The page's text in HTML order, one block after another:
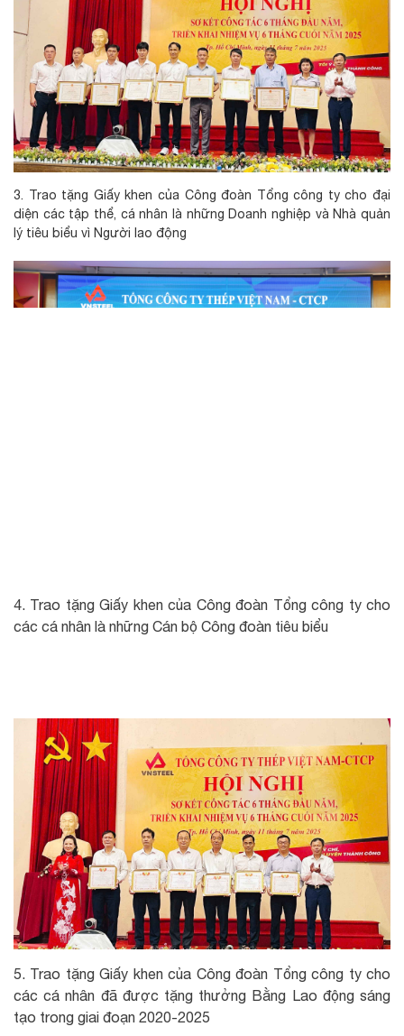
3. Trao tặng Giấy khen của Công đoàn Tổng công ty cho đại
diện các tập thể, cá nhân là những Doanh nghiệp và Nhà quản
lý tiêu biểu vì Người lao động
4. Trao tặng Giấy khen của Công đoàn Tổng công ty cho
các cá nhân là những Cán bộ Công đoàn tiêu biểu
5. Trao tặng Giấy khen của Công đoàn Tổng công ty cho
các cá nhân đã được tặng thưởng Bằng Lao động sáng
tạo trong giai đoạn 2020-2025